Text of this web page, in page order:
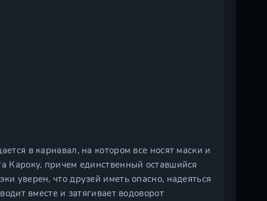
в карнавал, на котором все носят маски и
Кароку, причем единственный оставшийся
уверен, что друзей иметь опасно, надеяться
вместе и затягивает водоворот